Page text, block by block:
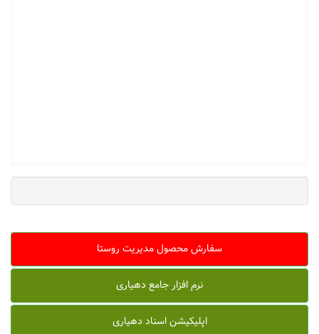
سفارش محصول مدیریت روستا
نرم افزار جامع دهیاری
اپلیکیشن اسناد دهیاری